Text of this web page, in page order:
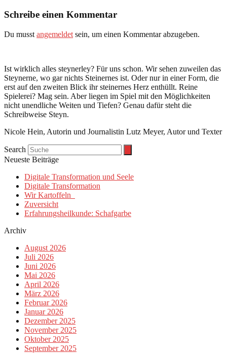
Schreibe einen Kommentar
Du musst angemeldet sein, um einen Kommentar abzugeben.
Ist wirklich alles steynerley? Für uns schon. Wir sehen zuweilen das
Steynerne, wo gar nichts Steinernes ist. Oder nur in einer Form, die
erst auf den zweiten Blick ihr steinernes Herz enthüllt. Reine
Spielerei? Mag sein. Aber liegen im Spiel mit den Möglichkeiten
nicht unendliche Weiten und Tiefen? Genau dafür steht die
Schreibweise Steyn.
Nicole Hein, Autorin und Journalistin Lutz Meyer, Autor und Texter
Search
Neueste Beiträge
Digitale Transformation und Seele
Digitale Transformation
Wir Kartoffeln
Zuversicht
Erfahrungsheilkunde: Schafgarbe
Archiv
August 2026
Juli 2026
Juni 2026
Mai 2026
April 2026
März 2026
Februar 2026
Januar 2026
Dezember 2025
November 2025
Oktober 2025
September 2025